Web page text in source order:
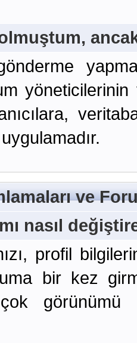
ve
nasıl
profil
bir kez
görünümü